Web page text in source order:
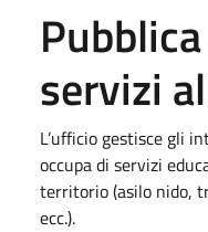
servizi
L’ufficio gestisce gli
occupa di servizi
territorio (asilo nido,
ecc.).